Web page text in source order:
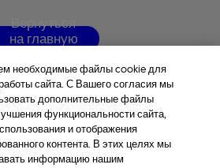
Вернуться
на главную
необходимые файлы cookie для
сайта. С Вашего согласия мы
дополнительные файлы
функциональности сайта,
и отображения
контента. В этих целях мы
информацию нашим